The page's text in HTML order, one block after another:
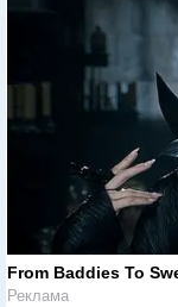
From Baddies To
Реклама